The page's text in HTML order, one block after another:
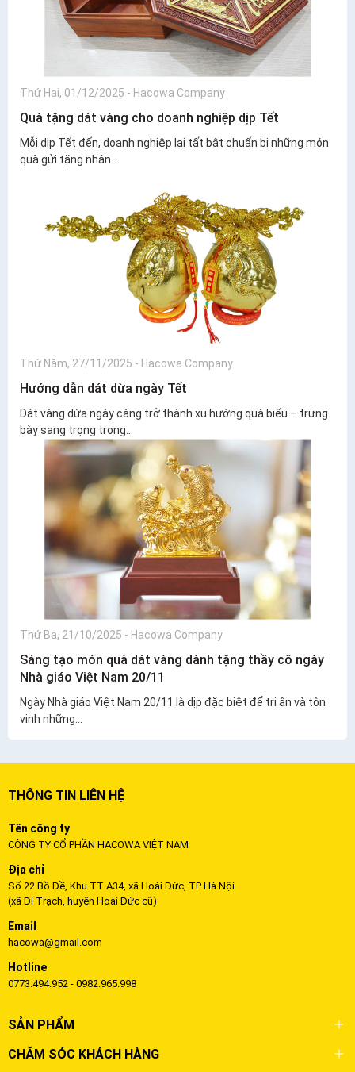
Thứ Hai, 01/12/2025 - Hacowa Company
Quà tặng dát vàng cho doanh nghiệp dịp Tết
Mỗi dịp Tết đến, doanh nghiệp lại tất bật chuẩn bị những món
quà gửi tặng nhân...
Thứ Năm, 27/11/2025 - Hacowa Company
Hướng dẫn dát dừa ngày Tết
Dát vàng dừa ngày càng trở thành xu hướng quà biếu – trưng
bày sang trọng trong...
Thứ Ba, 21/10/2025 - Hacowa Company
Sáng tạo món quà dát vàng dành tặng thầy cô ngày
Nhà giáo Việt Nam 20/11
Ngày Nhà giáo Việt Nam 20/11 là dịp đặc biệt để tri ân và tôn
vinh những...
THÔNG TIN LIÊN HỆ
Tên công ty
CÔNG TY CỔ PHẦN HACOWA VIỆT NAM
Địa chỉ
Số 22 Bồ Đề, Khu TT A34, xã Hoài Đức, TP Hà Nội
(xã Di Trạch, huyện Hoài Đức cũ)
Email
hacowa@gmail.com
Hotline
0773.494.952 - 0982.965.998
SẢN PHẨM
CHĂM SÓC KHÁCH HÀNG